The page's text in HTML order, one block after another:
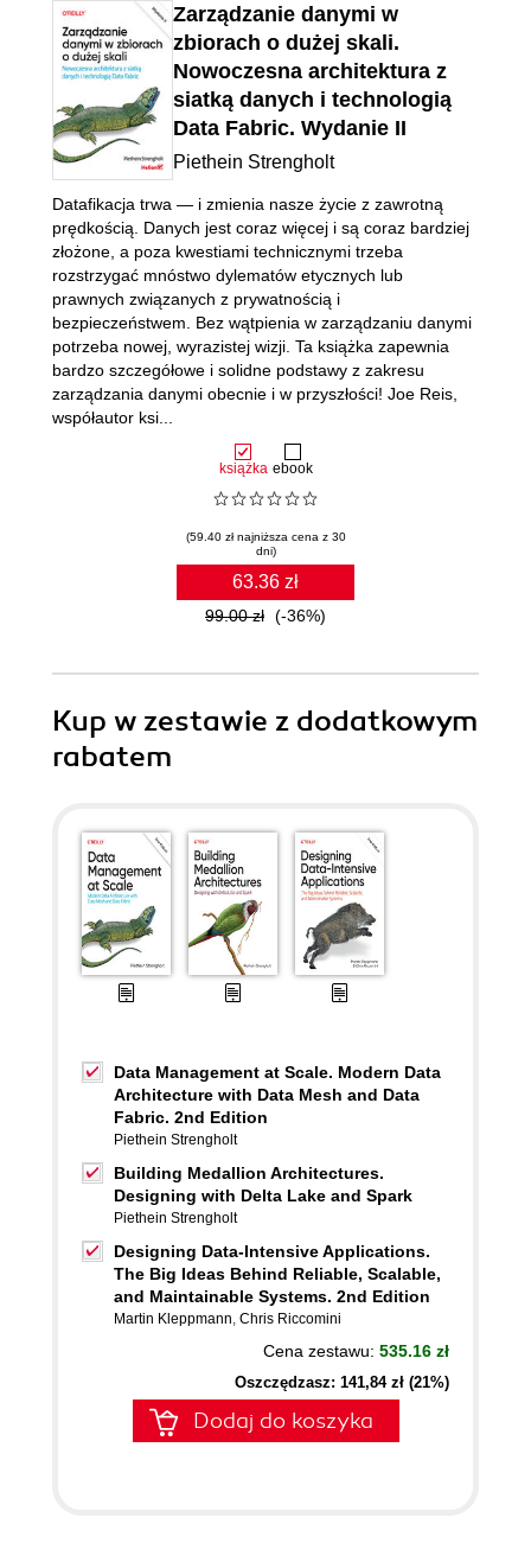
Zarządzanie danymi w
zbiorach o dużej skali.
Nowoczesna architektura z
siatką danych i technologią
Data Fabric. Wydanie II
Piethein Strengholt
książka ebook
(59.40 zł najniższa cena z 30
dni)
63.36 zł
99.00 zł (-36%)
Datafikacja trwa ― i zmienia nasze życie z zawrotną
prędkością. Danych jest coraz więcej i są coraz bardziej
złożone, a poza kwestiami technicznymi trzeba
rozstrzygać mnóstwo dylematów etycznych lub
prawnych związanych z prywatnością i
bezpieczeństwem. Bez wątpienia w zarządzaniu danymi
potrzeba nowej, wyrazistej wizji. Ta książka zapewnia
bardzo szczegółowe i solidne podstawy z zakresu
zarządzania danymi obecnie i w przyszłości! Joe Reis,
współautor ksi...
Kup w zestawie z dodatkowym
rabatem
Data Management at Scale. Modern Data
Architecture with Data Mesh and Data
Fabric. 2nd Edition
Piethein Strengholt
Building Medallion Architectures.
Designing with Delta Lake and Spark
Piethein Strengholt
Designing Data-Intensive Applications.
The Big Ideas Behind Reliable, Scalable,
and Maintainable Systems. 2nd Edition
Martin Kleppmann, Chris Riccomini
Cena zestawu: 535.16 zł
Oszczędzasz: 141,84 zł (21%)
Dodaj do koszyka